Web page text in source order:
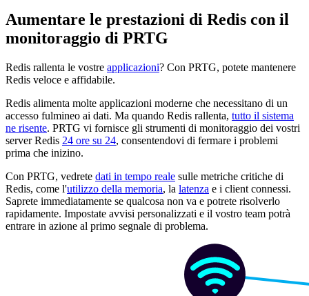
Aumentare le prestazioni di Redis con il
monitoraggio di PRTG
Redis rallenta le vostre applicazioni? Con PRTG, potete mantenere
Redis veloce e affidabile.
Redis alimenta molte applicazioni moderne che necessitano di un
accesso fulmineo ai dati. Ma quando Redis rallenta, tutto il sistema
ne risente. PRTG vi fornisce gli strumenti di monitoraggio dei vostri
server Redis 24 ore su 24, consentendovi di fermare i problemi
prima che inizino.
Con PRTG, vedrete dati in tempo reale sulle metriche critiche di
Redis, come l'utilizzo della memoria, la latenza e i client connessi.
Saprete immediatamente se qualcosa non va e potrete risolverlo
rapidamente. Impostate avvisi personalizzati e il vostro team potrà
entrare in azione al primo segnale di problema.